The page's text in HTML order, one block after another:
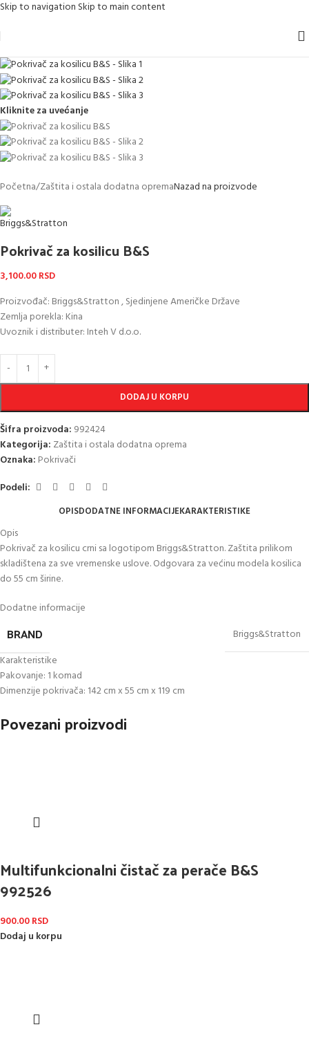
Skip to navigation Skip to main content
Kliknite za uvećanje
Početna/Zaštita i ostala dodatna opremaNazad na proizvode
Pokrivač za kosilicu B&S
3,100.00RSD
Proizvođač: Briggs&Stratton , Sjedinjene Američke Države
Zemlja porekla: Kina
Uvoznik i distributer: Inteh V d.o.o.
DODAJ U KORPU
Šifra proizvoda: 992424
Kategorija: Zaštita i ostala dodatna oprema
Oznaka: Pokrivači
Podeli:
OPISDODATNE INFORMACIJEKARAKTERISTIKE
Opis
Pokrivač za kosilicu crni sa logotipom Briggs&Stratton. Zaštita prilikom
skladištena za sve vremenske uslove. Odgovara za većinu modela kosilica
do 55 cm širine.
Dodatne informacije
BRAND
Briggs&Stratton
Karakteristike
Pakovanje: 1 komad
Dimenzije pokrivača: 142 cm x 55 cm x 119 cm
Povezani proizvodi
Multifunkcionalni čistač za perače B&S
992526
900.00RSD
Dodaj u korpu